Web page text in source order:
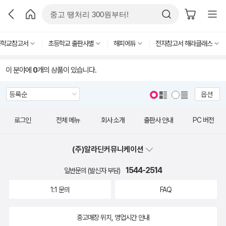
교참고서 초등학교 출판사별 해피에듀 전자참고서 해라클래스
이 분야에 0개의 상품이 있습니다.
옵션
로그인 전체 메뉴 회사 소개 출판사 안내 PC 버전
(주)알라딘커뮤니케이션
일반문의 (발신자 부담) 1544-2514
1:1 문의 FAQ
중고매장 위치, 영업시간 안내